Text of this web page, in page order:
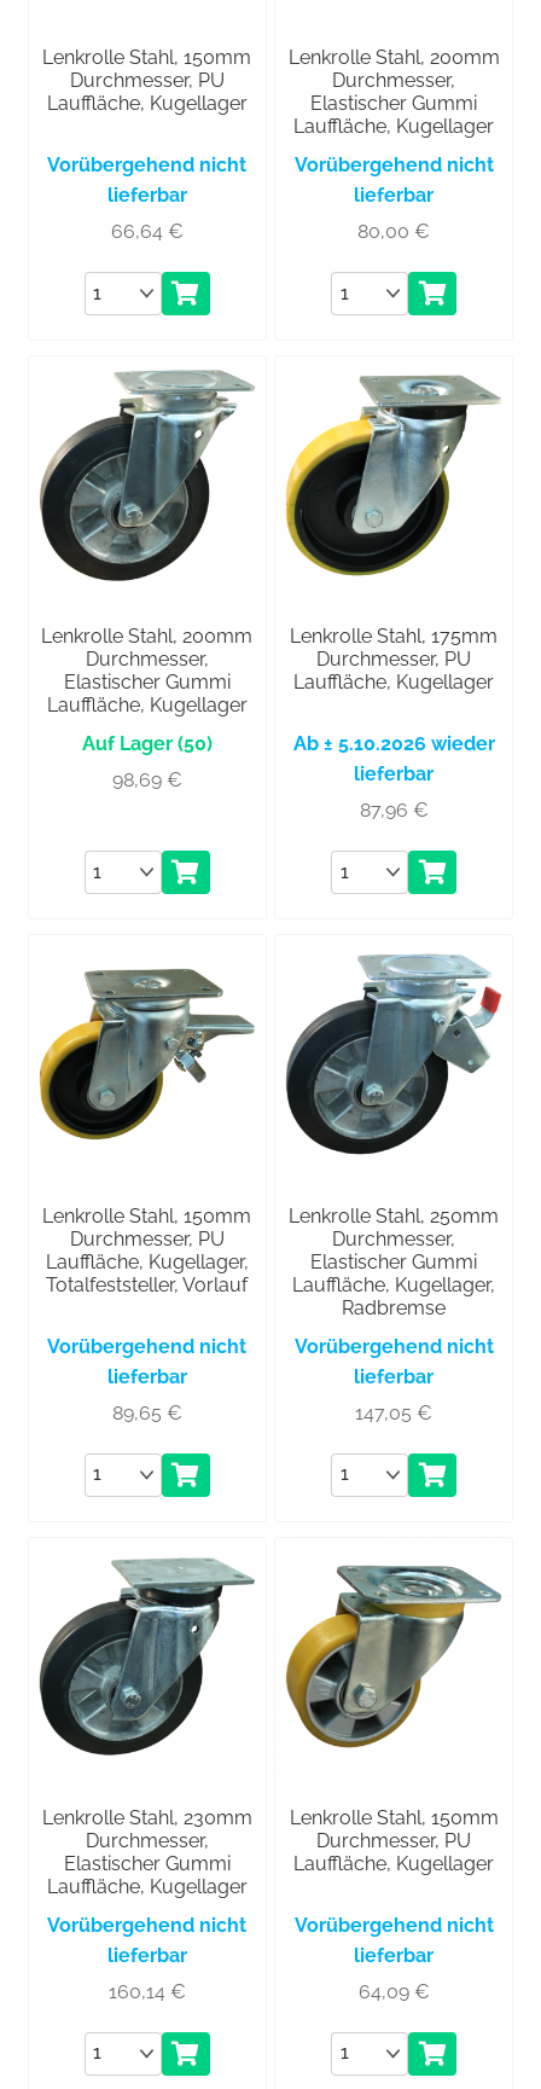
Lenkrolle Stahl, 150mm
Durchmesser, PU
Lauffläche, Kugellager
Vorübergehend nicht
lieferbar
66,64 €
Anzahl
Lenkrolle Stahl, 200mm
Durchmesser,
Elastischer Gummi
Lauffläche, Kugellager
Vorübergehend nicht
lieferbar
80,00€
Anzahl
Lenkrolle Stahl, 200mm
Durchmesser,
Elastischer Gummi
Lauffläche, Kugellager
(50)
98,69 €
Anzahl
Lenkrolle Stahl, 175mm
Durchmesser, PU
Lauffläche, Kugellager
Ab ± 5.10.2026 wieder
lieferbar
87,96 €
Anzahl
Lenkrolle Stahl, 150mm
Durchmesser, PU
Lauffläche, Kugellager,
Totalfeststeller, Vorlauf
Vorübergehend nicht
lieferbar
89,65 €
Anzahl
Lenkrolle Stahl, 250mm
Durchmesser,
Elastischer Gummi
Lauffläche, Kugellager,
Radbremse
Vorübergehend nicht
lieferbar
147,05€
Anzahl
Lenkrolle Stahl, 230mm
Durchmesser,
Elastischer Gummi
Lauffläche, Kugellager
Vorübergehend nicht
lieferbar
160,14 €
Anzahl
Lenkrolle Stahl, 150mm
Durchmesser, PU
Lauffläche, Kugellager
Vorübergehend nicht
lieferbar
64,09 €
Anzahl